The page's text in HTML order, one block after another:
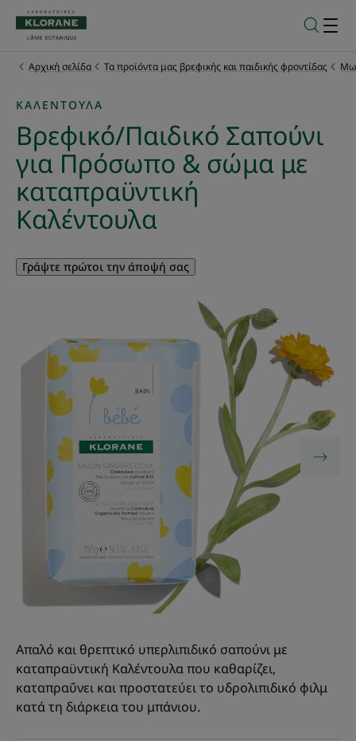
Αρχική σελίδα Τα προϊόντα μας βρεφικής και παιδικής φροντίδας
ΚΑΛΈΝΤΟΥΛΑ
Βρεφικό/Παιδικό Σαπούνι
για Πρόσωπο & σώμα με
καταπραϋντική
Καλέντουλα
Γράψτε πρώτοι την άποψή σας
Απαλό και θρεπτικό υπερλιπιδικό σαπούνι με
καταπραϋντική Καλέντουλα που καθαρίζει,
καταπραΰνει και προστατεύει το υδρολιπιδικό φιλμ
κατά τη διάρκεια του μπάνιου.